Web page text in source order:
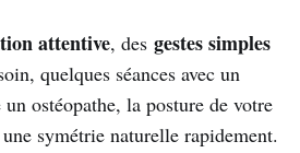
attentive, des gestes simples
quelques séances avec un
ostéopathe, la posture de votre
symétrie naturelle rapidement.